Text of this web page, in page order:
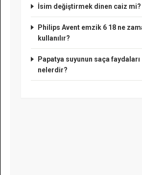
İsim değiştirmek dinen caiz mi?
Philips Avent emzik 6 18 ne
kullanılır?
Papatya suyunun saça faydaları
nelerdir?